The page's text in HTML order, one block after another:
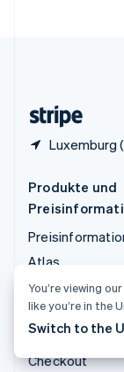
Luxemburg
Produkte und
Atlas
Authorization
Billing
Capital
Checkout
You’re viewing
like you’re in the
Switch to the